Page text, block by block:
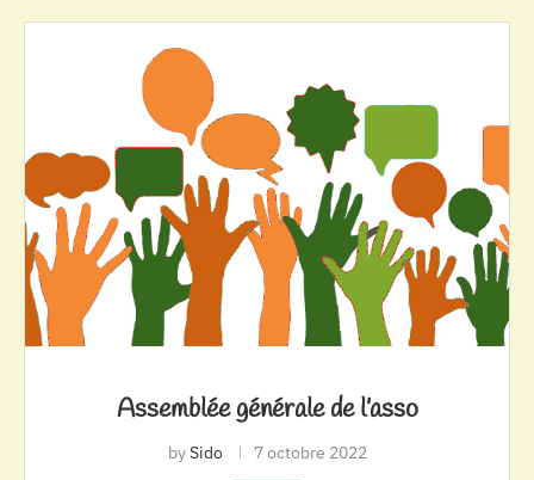
Assemblée générale de l’asso
bySido 7 octobre 2022